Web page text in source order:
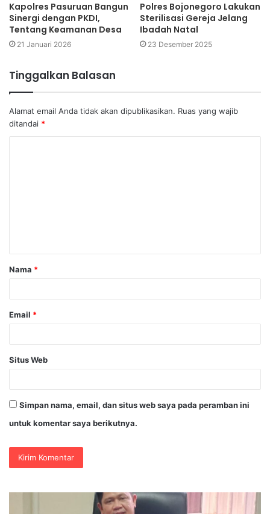
Kapolres Pasuruan Bangun
Sinergi dengan PKDI,
Tentang Keamanan Desa
21 Januari 2026
Polres Bojonegoro Lakukan
Sterilisasi Gereja Jelang
Ibadah Natal
23 Desember 2025
Tinggalkan Balasan
Alamat email Anda tidak akan dipublikasikan. Ruas yang wajib
ditandai *
a
r
Nama *
Email *
Situs Web
Simpan nama, email, dan situs web saya pada peramban ini
untuk komentar saya berikutnya.